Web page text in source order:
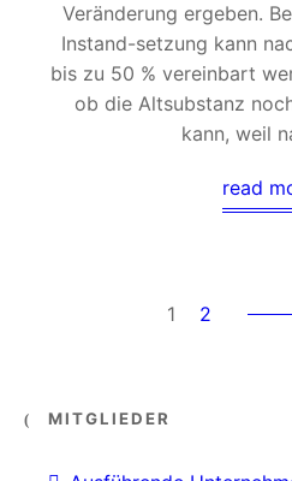
Veränderung ergeben.
Instand-setzung kann
bis zu 50 % vereinbart
ob die Altsubstanz
kann, weil
read
1 2
MITGLIEDER